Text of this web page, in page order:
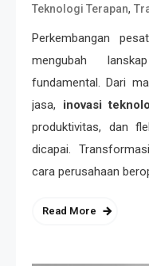
Teknologi Terapan,
Perkembangan
mengubah
fundamental. Dari
jasa, inovasi
produktivitas, dan
dicapai.
cara perusahaan
Read More